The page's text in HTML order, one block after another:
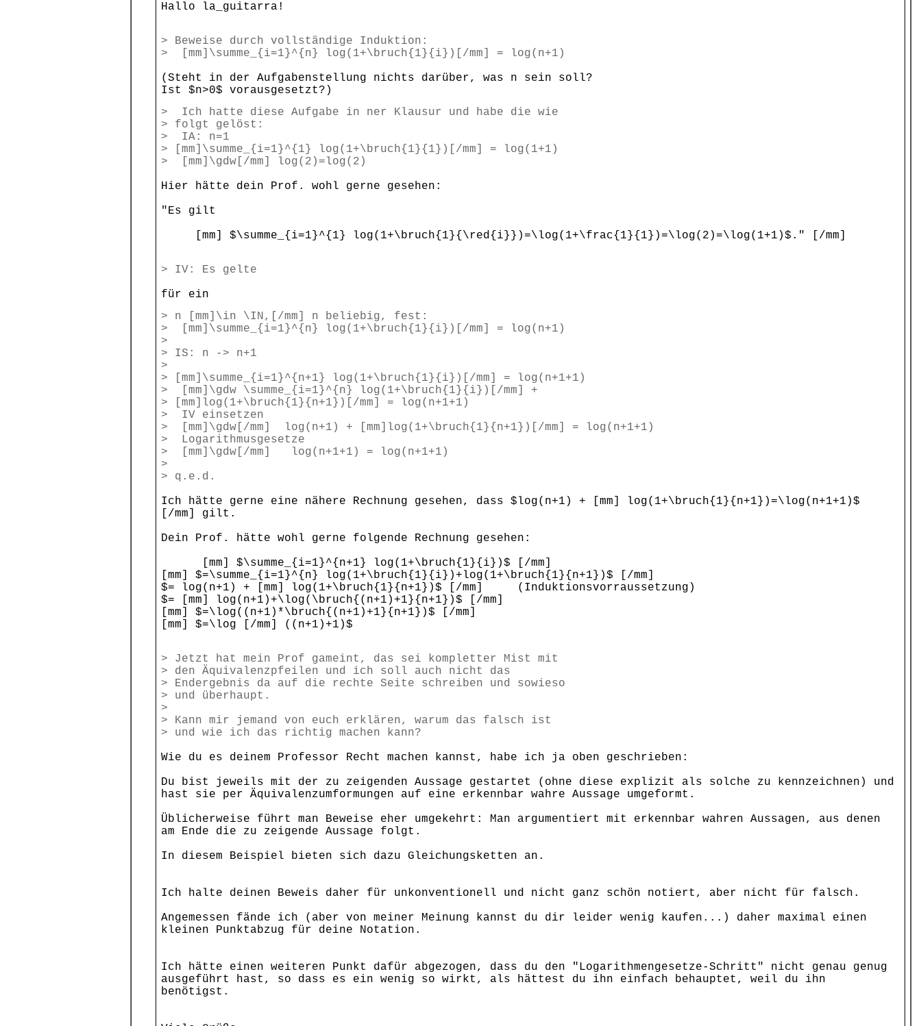
Hallo la_guitarra!
> Beweise durch vollständige Induktion:
> [mm]\summe_{i=1}^{n} log(1+\bruch{1}{i})[/mm] = log(n+1)
(Steht in der Aufgabenstellung nichts darüber, was n sein soll?
Ist $n>0$ vorausgesetzt?)
> Ich hatte diese Aufgabe in ner Klausur und habe die wie
> folgt gelöst:
> IA: n=1
> [mm]\summe_{i=1}^{1} log(1+\bruch{1}{1})[/mm] = log(1+1)
> [mm]\gdw[/mm] log(2)=log(2)
Hier hätte dein Prof. wohl gerne gesehen:
"Es gilt
[mm] $\summe_{i=1}^{1} log(1+\bruch{1}{\red{i}})=\log(1+\frac{1}{1})=\log(2)=\log(1+1)$." [/mm]
> IV: Es gelte
für ein
> n [mm]\in \IN,[/mm] n beliebig, fest:
> [mm]\summe_{i=1}^{n} log(1+\bruch{1}{i})[/mm] = log(n+1)
>
> IS: n -> n+1
>
> [mm]\summe_{i=1}^{n+1} log(1+\bruch{1}{i})[/mm] = log(n+1+1)
> [mm]\gdw \summe_{i=1}^{n} log(1+\bruch{1}{i})[/mm] +
> [mm]log(1+\bruch{1}{n+1})[/mm] = log(n+1+1)
> IV einsetzen
> [mm]\gdw[/mm] log(n+1) + [mm]log(1+\bruch{1}{n+1})[/mm] = log(n+1+1)
> Logarithmusgesetze
> [mm]\gdw[/mm] log(n+1+1) = log(n+1+1)
>
> q.e.d.
Ich hätte gerne eine nähere Rechnung gesehen, dass $log(n+1) + [mm] log(1+\bruch{1}{n+1})=\log(n+1+1)$
[/mm] gilt.
Dein Prof. hätte wohl gerne folgende Rechnung gesehen:
[mm] $\summe_{i=1}^{n+1} log(1+\bruch{1}{i})$ [/mm]
[mm] $=\summe_{i=1}^{n} log(1+\bruch{1}{i})+log(1+\bruch{1}{n+1})$ [/mm]
$= log(n+1) + [mm] log(1+\bruch{1}{n+1})$ [/mm] (Induktionsvorraussetzung)
$= [mm] log(n+1)+\log(\bruch{(n+1)+1}{n+1})$ [/mm]
[mm] $=\log((n+1)*\bruch{(n+1)+1}{n+1})$ [/mm]
[mm] $=\log [/mm] ((n+1)+1)$
> Jetzt hat mein Prof gameint, das sei kompletter Mist mit
> den Äquivalenzpfeilen und ich soll auch nicht das
> Endergebnis da auf die rechte Seite schreiben und sowieso
> und überhaupt.
>
> Kann mir jemand von euch erklären, warum das falsch ist
> und wie ich das richtig machen kann?
Wie du es deinem Professor Recht machen kannst, habe ich ja oben geschrieben:
Du bist jeweils mit der zu zeigenden Aussage gestartet (ohne diese explizit als solche zu kennzeichnen) und
hast sie per Äquivalenzumformungen auf eine erkennbar wahre Aussage umgeformt.
Üblicherweise führt man Beweise eher umgekehrt: Man argumentiert mit erkennbar wahren Aussagen, aus denen
am Ende die zu zeigende Aussage folgt.
In diesem Beispiel bieten sich dazu Gleichungsketten an.
Ich halte deinen Beweis daher für unkonventionell und nicht ganz schön notiert, aber nicht für falsch.
Angemessen fände ich (aber von meiner Meinung kannst du dir leider wenig kaufen...) daher maximal einen
kleinen Punktabzug für deine Notation.
Ich hätte einen weiteren Punkt dafür abgezogen, dass du den "Logarithmengesetze-Schritt" nicht genau genug
ausgeführt hast, so dass es ein wenig so wirkt, als hättest du ihn einfach behauptet, weil du ihn
benötigst.